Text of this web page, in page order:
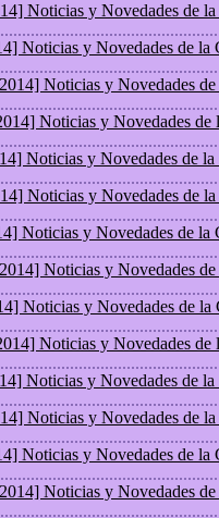
Noticias y Novedades de
Noticias y Novedades de la
Noticias y Novedades
Noticias y Novedades de
Noticias y Novedades de
Noticias y Novedades de
Noticias y Novedades de la
Noticias y Novedades
Noticias y Novedades de la
Noticias y Novedades de
Noticias y Novedades de
Noticias y Novedades de
Noticias y Novedades de la
Noticias y Novedades